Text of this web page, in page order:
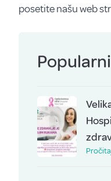
posetite našu web